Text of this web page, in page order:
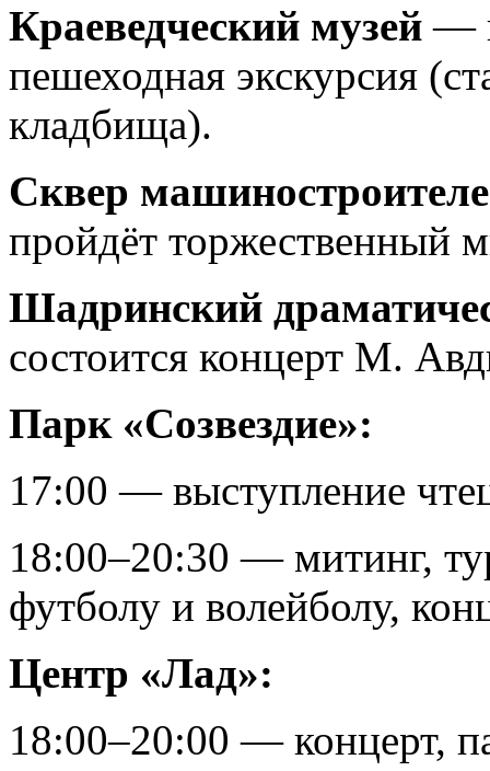
Краеведческий музей —
пешеходная экскурсия
кладбища).
Сквер
пройдёт торжественный
Шадринский
состоится концерт М.
Парк «Созвездие»:
17:00 — выступление
18:00–20:30 — митинг,
футболу и волейболу,
Центр «Лад»:
18:00–20:00 — концерт,